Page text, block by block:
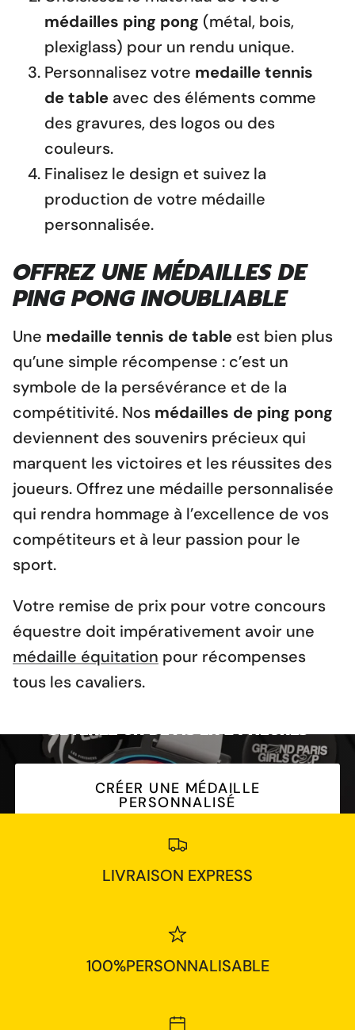
médailles ping pong (métal, bois,
plexiglass) pour un rendu unique.
Personnalisez votre medaille tennis
de table avec des éléments comme
des gravures, des logos ou des
couleurs.
Finalisez le design et suivez la
production de votre médaille
personnalisée.
OFFREZ UNEMÉDAILLES DE
PING PONGINOUBLIABLE
Une medaille tennis de table est bien plus
qu’une simple récompense : c’est un
symbole de la persévérance et de la
compétitivité. Nos médailles de ping pong
deviennent des souvenirs précieux qui
marquent les victoires et les réussites des
joueurs. Offrez une médaille personnalisée
qui rendra hommage à l’excellence de vos
compétiteurs et à leur passion pour le
sport.
Votre remise de prix pour votre concours
équestre doit impérativement avoir une
médaille équitation pour récompenses
tous les cavaliers.
OBTENEZ UN DEVIS EN 24 HEURES
CRÉER UNE MÉDAILLE
PERSONNALISÉ
LIVRAISON EXPRESS
100%PERSONNALISABLE